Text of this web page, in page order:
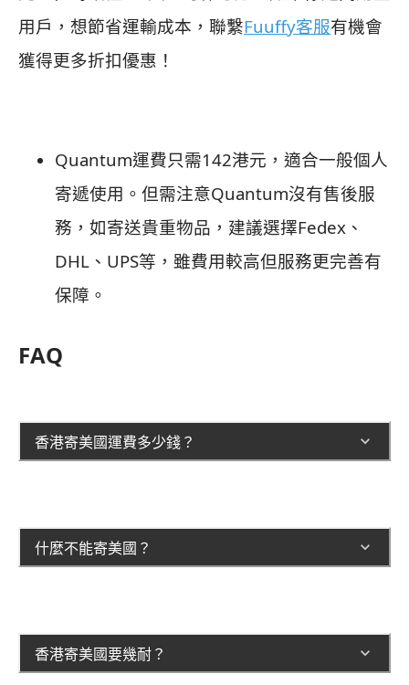
用戶，想節省運輸成本，聯繫Fuuffy客服有機會
獲得更多折扣優惠！
Quantum運費只需142港元，適合一般個人
寄遞使用。但需注意Quantum沒有售後服
務，如寄送貴重物品，建議選擇Fedex、
DHL、UPS等，雖費用較高但服務更完善有
保障。
FAQ
香港寄美國運費多少錢？
什麼不能寄美國？
香港寄美國要幾耐？